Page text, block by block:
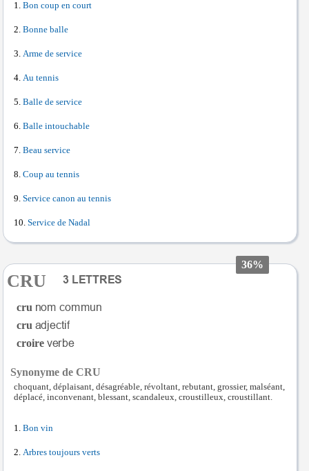
Bon coup en court
Bonne balle
Arme de service
Au tennis
Balle de service
Balle intouchable
Beau service
Coup au tennis
Service canon au tennis
Service de Nadal
36%
CRU
cru
cru
croire
Synonyme de CRU
choquant, déplaisant, désagréable, révoltant, rebutant, grossier, malséant,
déplacé, inconvenant, blessant, scandaleux, croustilleux, croustillant.
Bon vin
Arbres toujours verts